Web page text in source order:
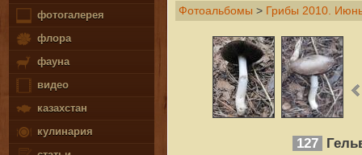
фотогалерея
флора
фауна
видео
казахстан
кулинария
Фотоальбомы > Грибы 2010.
127